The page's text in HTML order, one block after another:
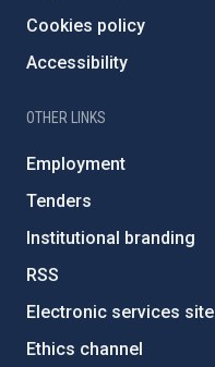
Cookies policy
Accessibility
OTHER LINKS
Employment
Tenders
Institutional branding
RSS
Electronic services site
Ethics channel